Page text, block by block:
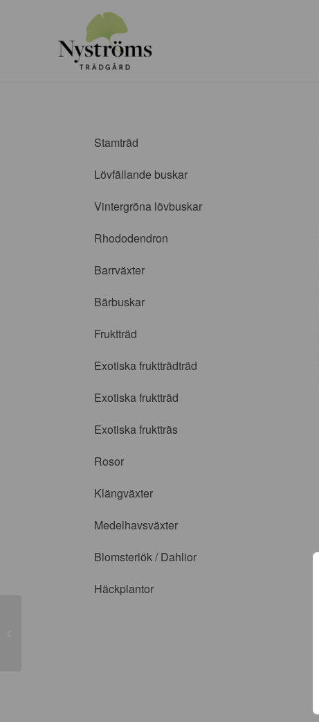
Stamträd
Lövfällande buskar
Vintergröna lövbuskar
Rhododendron
Barrväxter
Bärbuskar
Fruktträd
Exotiska fruktträdträd
Exotiska fruktträd
Exotiska fruktträs
Rosor
Klängväxter
Medelhavsväxter
Blomsterlök / Dahlior
Häckplantor